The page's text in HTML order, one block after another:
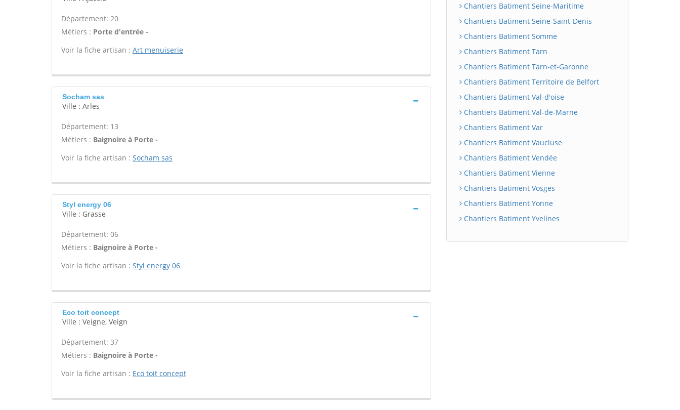
Département: 20
Métiers : Porte d'entrée -
Voir la fiche artisan : Art menuiserie
Socham sas
Ville : Arles
Département: 13
Métiers : Baignoire à Porte -
Voir la fiche artisan : Socham sas
Styl energy 06
Ville : Grasse
Département: 06
Métiers : Baignoire à Porte -
Voir la fiche artisan : Styl energy 06
Eco toit concept
Ville : Veigne, Veign
Département: 37
Métiers : Baignoire à Porte -
Voir la fiche artisan : Eco toit concept
Chantiers Batiment Seine-Maritime
Chantiers Batiment Seine-Saint-Denis
Chantiers Batiment Somme
Chantiers Batiment Tarn
Chantiers Batiment Tarn-et-Garonne
Chantiers Batiment Territoire de Belfort
Chantiers Batiment Val-d'oise
Chantiers Batiment Val-de-Marne
Chantiers Batiment Var
Chantiers Batiment Vaucluse
Chantiers Batiment Vendée
Chantiers Batiment Vienne
Chantiers Batiment Vosges
Chantiers Batiment Yonne
Chantiers Batiment Yvelines